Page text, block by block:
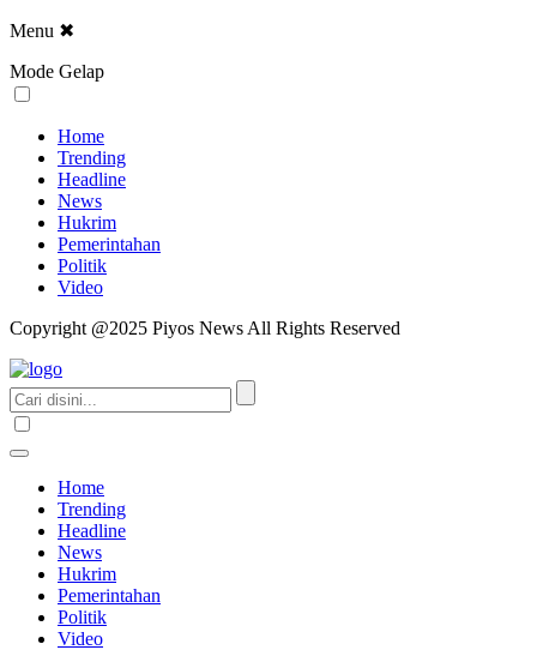
Menu ✖
Mode Gelap
Home
Trending
Headline
News
Hukrim
Pemerintahan
Politik
Video
Copyright @2025 Piyos News All Rights Reserved
Home
Trending
Headline
News
Hukrim
Pemerintahan
Politik
Video